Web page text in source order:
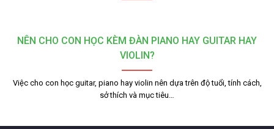
NÊN CHO CON HỌC KÈM ĐÀN PIANO HAY GUITAR HAY
VIOLIN?
Việc cho con học guitar, piano hay violin nên dựa trên độ tuổi, tính cách,
sở thích và mục tiêu…